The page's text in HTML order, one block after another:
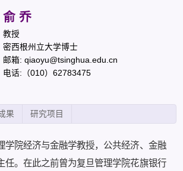
俞 乔
教授
密西根州立大学博士
邮箱: qiaoyu@tsinghua.edu.cn
电话:（010）62783475
果 研究项目
学院经济与金融学教授，公共经济、金融
任。在此之前曾为复旦管理学院花旗银行